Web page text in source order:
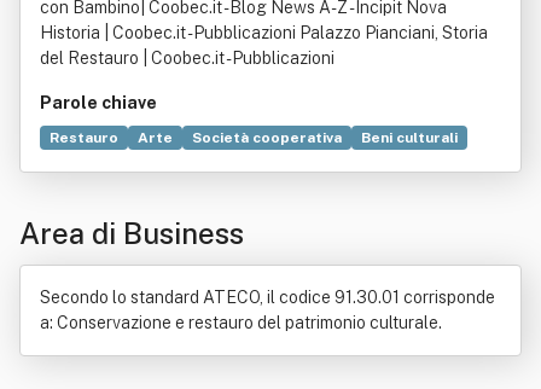
con Bambino| Coobec.it - Blog News A-Z - Incipit Nova
Historia | Coobec.it - Pubblicazioni Palazzo Pianciani, Storia
del Restauro | Coobec.it - Pubblicazioni
Parole chiave
Restauro Arte Società cooperativa
Beni culturali
Restauro architettonico
Pittura su tela
Progettazione Servizio Statua
Area di Business
Secondo lo standard ATECO, il codice 91.30.01 corrisponde
a: Conservazione e restauro del patrimonio culturale.